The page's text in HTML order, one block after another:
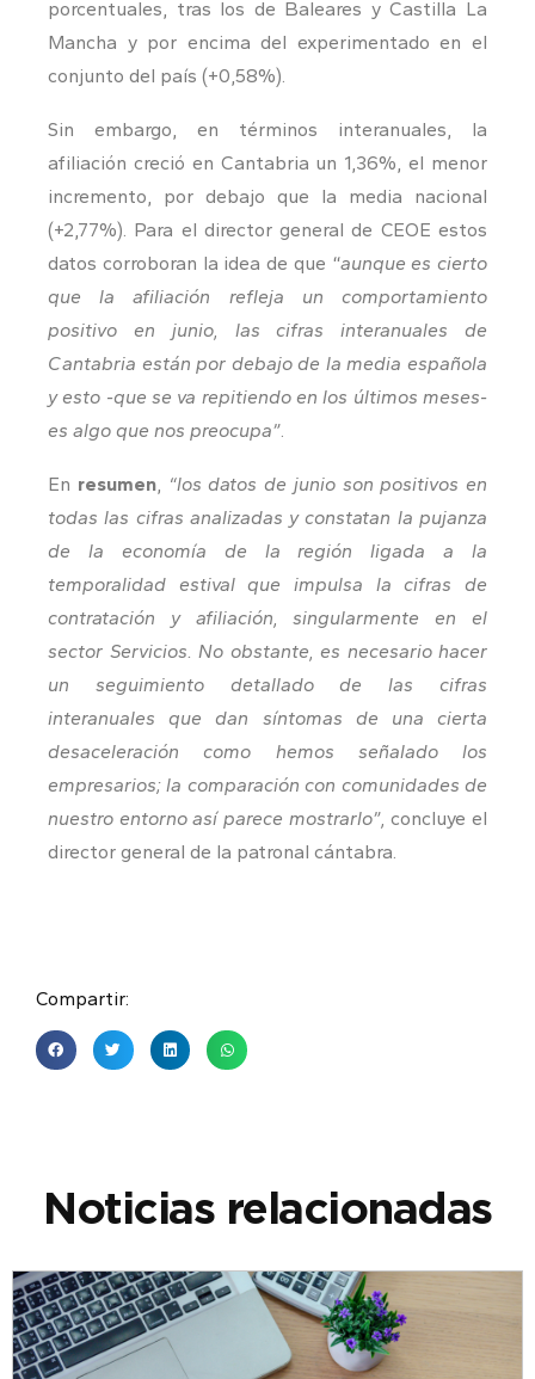
porcentuales, tras los de Baleares y Castilla La
Mancha y por encima del experimentado en el
conjunto del país (+0,58%).
Sin embargo, en términos interanuales, la
afiliación creció en Cantabria un 1,36%, el menor
incremento, por debajo que la media nacional
(+2,77%). Para el director general de CEOE estos
datos corroboran la idea de que “aunque es cierto
que la afiliación refleja un comportamiento
positivo en junio, las cifras interanuales de
Cantabria están por debajo de la media española
y esto -que se va repitiendo en los últimos meses-
es algo que nos preocupa”
En resumen,
“los datos de junio son positivos en
todas las cifras analizadas y constatan la pujanza
de la economía de la región ligada a la
temporalidad estival que impulsa la cifras de
contratación y afiliación, singularmente en el
sector Servicios. No obstante, es necesario hacer
un seguimiento detallado de las cifras
interanuales que dan síntomas de una cierta
desaceleración como hemos señalado los
empresarios; la comparación con comunidades de
nuestro entorno así parece mostrarlo”,concluye el
director general de la patronal cántabra.
Compartir:
Noticias relacionadas